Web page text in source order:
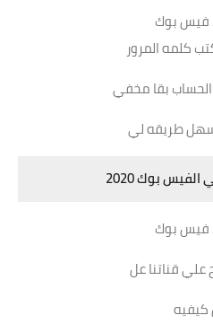
فيس بوك
كلمه المرور
بقا مخفي
طريقه لي
بوك 2020
فيس بوك
علي قناتنا عل